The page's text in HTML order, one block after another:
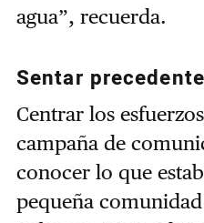
agua”, recuerda.
Sentar precedente
Centrar los
campaña de
conocer lo que
pequeña